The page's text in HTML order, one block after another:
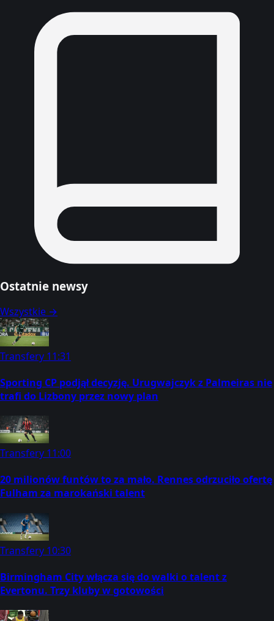
Ostatnie newsy
Wszystkie →
Transfery 11:31
Sporting CP podjął decyzję. Urugwajczyk z Palmeiras nie
trafi do Lizbony przez nowy plan
Transfery 11:00
20 milionów funtów to za mało. Rennes odrzuciło ofertę
Fulham za marokański talent
Transfery 10:30
Birmingham City włącza się do walki o talent z
Evertonu. Trzy kluby w gotowości